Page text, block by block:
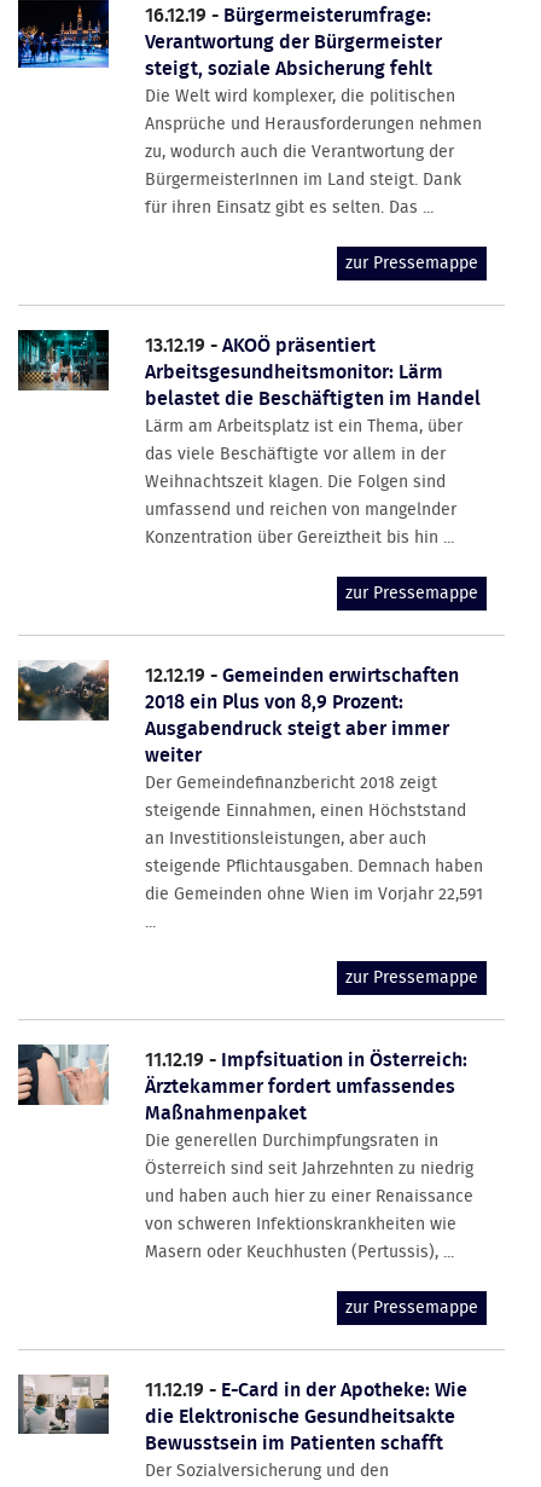
16.12.19 - Bürgermeisterumfrage:
Verantwortung der Bürgermeister
steigt, soziale Absicherung fehlt
Die Welt wird komplexer, die politischen
Ansprüche und Herausforderungen nehmen
zu, wodurch auch die Verantwortung der
BürgermeisterInnen im Land steigt. Dank
für ihren Einsatz gibt es selten. Das ...
zur Pressemappe
13.12.19 -AKOÖ präsentiert
Arbeitsgesundheitsmonitor: Lärm
belastet die Beschäftigten im Handel
Lärm am Arbeitsplatz ist ein Thema, über
das viele Beschäftigte vor allem in der
Weihnachtszeit klagen. Die Folgen sind
umfassend und reichen von mangelnder
Konzentration über Gereiztheit bis hin ...
zur Pressemappe
12.12.19 -Gemeinden erwirtschaften
2018 ein Plus von 8,9 Prozent:
Ausgabendruck steigt aber immer
weiter
Der Gemeindefinanzbericht 2018 zeigt
steigende Einnahmen, einen Höchststand
an Investitionsleistungen, aber auch
steigende Pflichtausgaben. Demnach haben
die Gemeinden ohne Wien im Vorjahr 22,591
...
zur Pressemappe
11.12.19 - Impfsituation in Österreich:
Ärztekammer fordert umfassendes
Maßnahmenpaket
Die generellen Durchimpfungsraten in
Österreich sind seit Jahrzehnten zu niedrig
und haben auch hier zu einer Renaissance
von schweren Infektionskrankheiten wie
Masern oder Keuchhusten (Pertussis), ...
zur Pressemappe
11.12.19 - E-Card in der Apotheke: Wie
die Elektronische Gesundheitsakte
Bewusstsein im Patienten schafft
Der Sozialversicherung und den